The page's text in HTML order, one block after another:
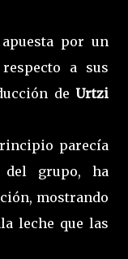
por un
a sus
de Urtzi
parecía
del grupo, ha
mostrando
leche que las